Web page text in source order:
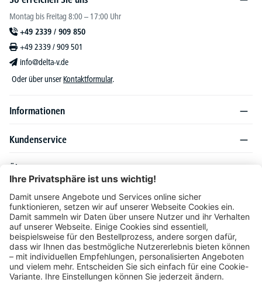
Montag bis Freitag 8:00 – 17:00 Uhr
+49 2339 / 909 850
+49 2339 / 909 501
info@delta-v.de
Oder über unser Kontaktformular.
Informationen
Kundenservice
Über DELTA-V
Produktsortiment
Ratgeber
Folgen Sie uns auch auf